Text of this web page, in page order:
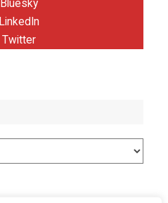
Bluesky
LinkedIn
Twitter